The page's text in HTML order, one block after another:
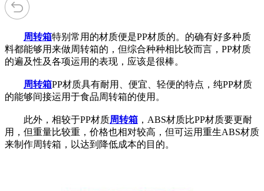
周转箱特别常用的材质便是PP材质的。的确有好多种质
料都能够用来做周转箱的，但综合种种相比较而言，PP材质
的遍及性及各项运用的表现，应该是很棒。
周转箱PP材质具有耐用、便宜、轻便的特点，纯PP材质
的能够间接运用于食品周转箱的使用。
此外，相较于PP材质周转箱 ，ABS材质比PP材质要更耐
用，但重量比较重，价格也相对较高，但可运用重生ABS材质
来制作周转箱，以达到降低成本的目的。